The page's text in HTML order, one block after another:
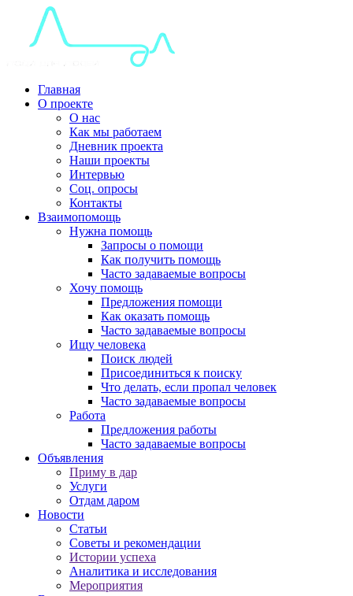
Главная
О проекте
О нас
Как мы работаем
Дневник проекта
Наши проекты
Интервью
Соц. опросы
Контакты
Взаимопомощь
Нужна помощь
Запросы о помощи
Как получить помощь
Часто задаваемые вопросы
Хочу помощь
Предложения помощи
Как оказать помощь
Часто задаваемые вопросы
Ищу человека
Поиск людей
Присоединиться к поиску
Что делать, если пропал человек
Часто задаваемые вопросы
Работа
Предложения работы
Часто задаваемые вопросы
Объявления
Приму в дар
Услуги
Отдам даром
Новости
Статьи
Советы и рекомендации
Истории успеха
Аналитика и исследования
Мероприятия